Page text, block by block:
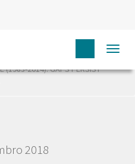
AND SURVIVAL IN
(1983-2014): GAPS PERSIST
2018